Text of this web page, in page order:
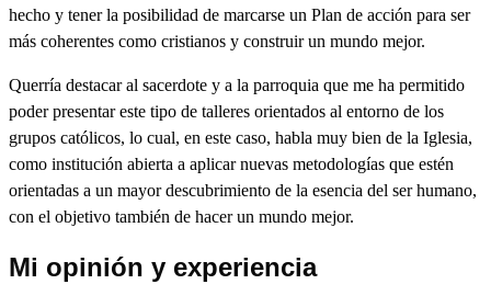
hecho y tener la posibilidad de marcarse un Plan de acción para ser
más coherentes como cristianos y construir un mundo mejor.
Querría destacar al sacerdote y a la parroquia que me ha permitido
poder presentar este tipo de talleres orientados al entorno de los
grupos católicos, lo cual, en este caso, habla muy bien de la Iglesia,
como institución abierta a aplicar nuevas metodologías que estén
orientadas a un mayor descubrimiento de la esencia del ser humano,
con el objetivo también de hacer un mundo mejor.
Mi opinión y experiencia